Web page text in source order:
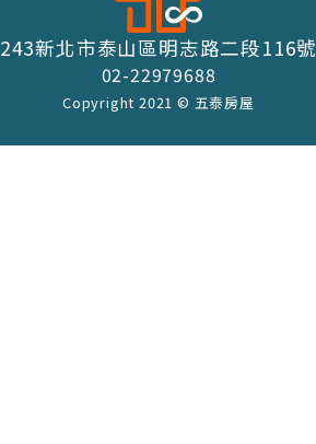
243新北市泰山區明志路二段116號
02-22979688
Copyright 2021 © 五泰房屋